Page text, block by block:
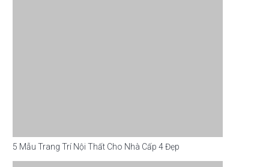
5 Mẫu Trang Trí Nội Thất Cho Nhà Cấp 4 Đẹp